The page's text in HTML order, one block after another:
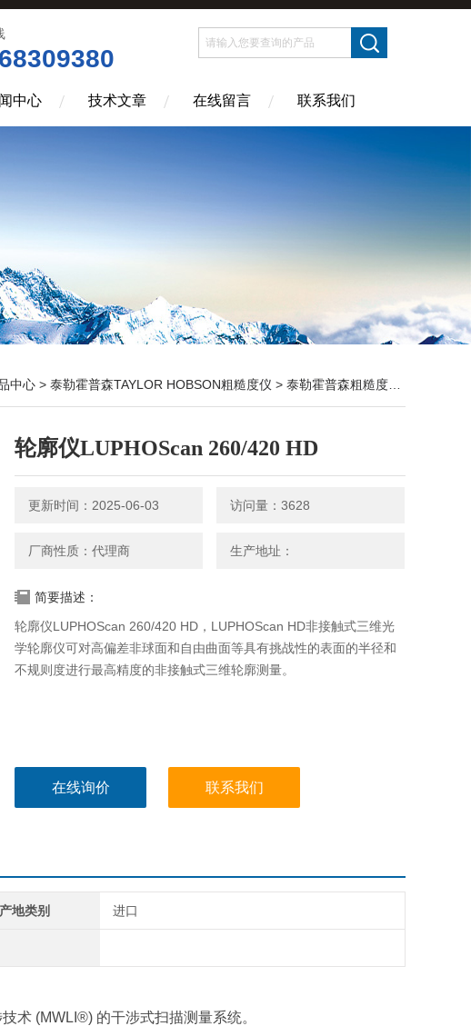
中心 技术文章 在线留言 联系我们
中心 > 泰勒霍普森TAYLOR HOBSON粗糙度仪 > 泰勒霍普森粗糙度轮廓仪
轮廓仪LUPHOScan 260/420 HD
更新时间：2025-06-03 访问量：3628
厂商性质：代理商 生产地址：
简要描述：
轮廓仪LUPHOScan 260/420 HD，LUPHOScan HD非接触式三维光
学轮廓仪可对高偏差非球面和自由曲面等具有挑战性的表面的半径和
不规则度进行最高精度的非接触式三维轮廓测量。
在线询价 联系我们
产地类别 进口
术 (MWLI®) 的干涉式扫描测量系统。